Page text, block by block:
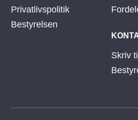
Privatlivspolitik
Bestyrelsen
Skriv